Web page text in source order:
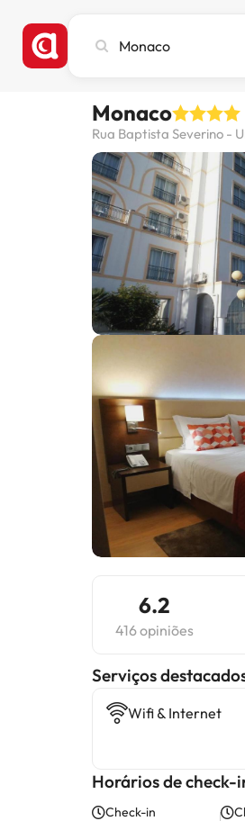
cidade,
destino
Monaco
Rua Baptista Severino -
6.2
416 opiniões
Serviços
Wifi & Internet
Horários de check-
Check-in